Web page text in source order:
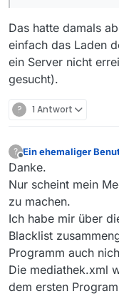
Das hatte damals
einfach das Laden
ein Server nicht
gesucht).
? 1 Antwort
?
Offline
Ein ehemaliger
Danke.
Nur scheint mein
zu machen.
Ich habe mir über
Blacklist
Programm auch
Die mediathek.xml
dem ersten